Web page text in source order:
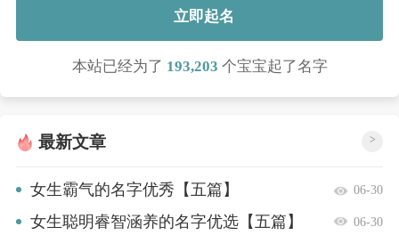
立即起名
本站已经为了 193,203 个宝宝起了名字
最新文章 >
女生霸气的名字优秀【五篇】 06-30
女生聪明睿智涵养的名字优选【五篇】 06-30